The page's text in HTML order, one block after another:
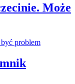
Może